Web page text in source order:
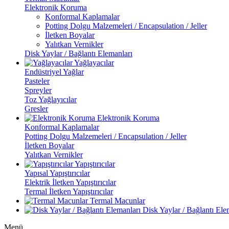
Elektronik Koruma
Konformal Kaplamalar
Potting Dolgu Malzemeleri / Encapsulation / Jeller
İletken Boyalar
Yalıtkan Vernikler
Disk Yaylar / Bağlantı Elemanları
Yağlayacılar
Endüstriyel Yağlar
Pasteler
Spreyler
Toz Yağlayıcılar
Gresler
Elektronik Koruma
Konformal Kaplamalar
Potting Dolgu Malzemeleri / Encapsulation / Jeller
İletken Boyalar
Yalıtkan Vernikler
Yapıştırıcılar
Yapısal Yapıştırıcılar
Elektrik İletken Yapıştırıcılar
Termal İletken Yapıştırıcılar
Termal Macunlar
Disk Yaylar / Bağlantı
Menü